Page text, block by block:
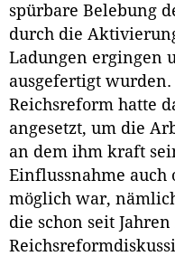
spürbare Belebung
durch die
Ladungen ergingen
ausgefertigt
Reichsreform hatte
angesetzt, um die
an dem ihm kraft
Einflussnahme
möglich war,
die schon seit